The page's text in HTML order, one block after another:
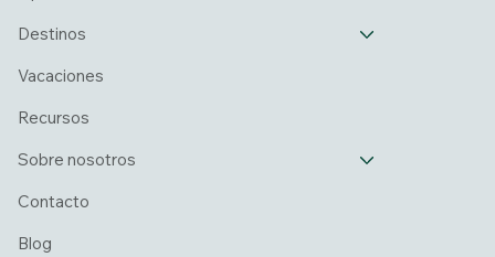
Destinos
Vacaciones
Recursos
Sobre nosotros
Contacto
Blog